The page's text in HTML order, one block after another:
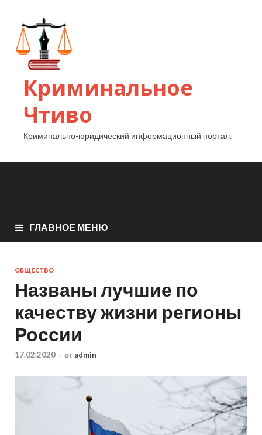
Криминальное
Чтиво
Криминально-юридический информационный портал.
ГЛАВНОЕ МЕНЮ
ОБЩЕСТВО
Названы лучшие по
качеству жизни регионы
России
17.02.2020 - от admin